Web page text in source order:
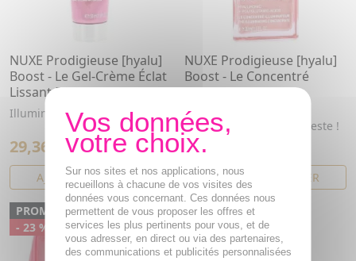
NUXE Prodigieuse [hyalu]
Boost - Le Gel-Crème Éclat
Lissant 50ml
Illumine, Lisse et repulpe
29,36€ 35,36€
AJOUTER AU PANIER
NUXE Prodigieuse [hyalu]
Boost - Le Concentré
Illuminateur 30ml
Une peau repulpée et
lumineuse en un seul geste !
32,53€
AJOUTER AU PANIER
PROMO
- 23 %
Sur nos sites et nos applications, nous
recueillons à chacune de vos visites des
données vous concernant. Ces données nous
permettent de vous proposer les offres et
services les plus pertinents pour vous, et de
vous adresser, en direct ou via des partenaires,
des communications et publicités personnalisées